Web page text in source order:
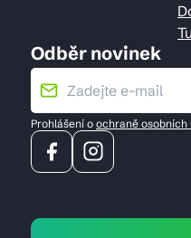
Odběr novinek
Prohlášení o ochraně osobních